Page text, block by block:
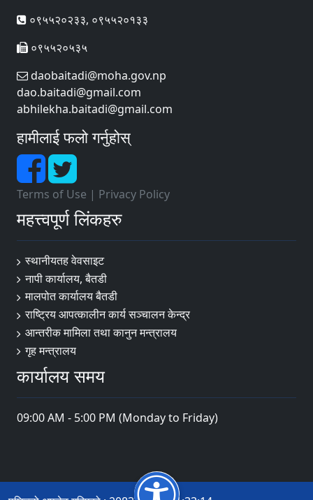
०९५५२०२३३, ०९५५२०१३३
०९५५२०५३५
daobaitadi@moha.gov.np
dao.baitadi@gmail.com
abhilekha.baitadi@gmail.com
हामीलाई फलो गर्नुहोस्
Terms of Use | Privacy Policy
महत्त्वपूर्ण लिंकहरु
स्थानीयतह वेवसाइट
नापी कार्यालय, बैतडी
मालपोत कार्यालय बैतडी
राष्ट्रिय आपत्कालीन कार्य सञ्चालन केन्द्र
आन्तरीक मामिला तथा कानुन मन्त्रालय
गृह मन्त्रालय
कार्यालय समय
09:00 AM - 5:00 PM (Monday to Friday)